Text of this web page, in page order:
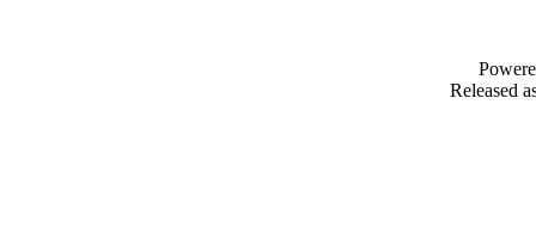
Released